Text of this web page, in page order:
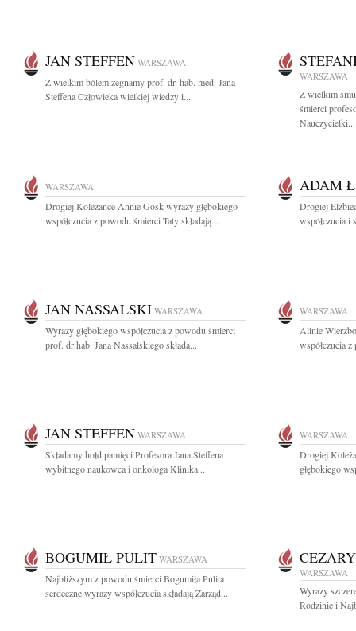
JAN STEFFEN WARSZAWA
Z wielkim bólem żegnamy prof. dr. hab. med. Jana
Steffena Człowieka wielkiej wiedzy i...
WARSZAWA
Z wielkim
śmierci
Nauczycielki...
WARSZAWA
Drogiej Koleżance Annie Gosk wyrazy głębokiego
współczucia z powodu śmierci Taty składają...
ADAM
Drogiej
współczucia i
JAN NASSALSKI WARSZAWA
Wyrazy głębokiego współczucia z powodu śmierci
prof. dr hab. Jana Nassalskiego składa...
WARSZAWA
Alinie
współczucia
JAN STEFFEN WARSZAWA
Składamy hołd pamięci Profesora Jana Steffena
wybitnego naukowca i onkologa Klinika...
WARSZAWA
Drogiej
głębokiego
BOGUMIŁ PULIT WARSZAWA
Najbliższym z powodu śmierci Bogumiła Pulita
serdeczne wyrazy współczucia składają Zarząd...
WARSZAWA
Wyrazy
Rodzinie i